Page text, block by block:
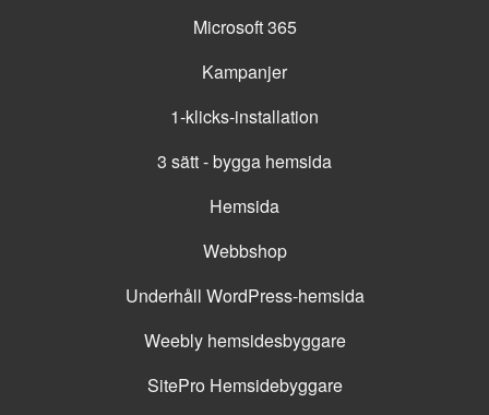
Microsoft 365
Kampanjer
1-klicks-installation
3 sätt - bygga hemsida
Hemsida
Webbshop
Underhåll WordPress-hemsida
Weebly hemsidesbyggare
SitePro Hemsidebyggare